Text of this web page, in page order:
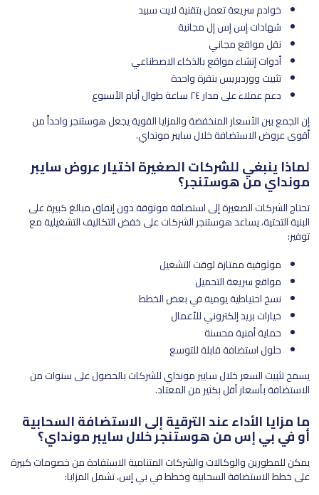
خوادم سريعة تعمل بتقنية لايت سبيد
شهادات إس إس إل مجانية
نقل مواقع مجاني
أدوات إنشاء مواقع بالذكاء الاصطناعي
تثبيت ووردبريس بنقرة واحدة
دعم عملاء على مدار ٢٤ ساعة طوال أيام الأسبوع
إن الجمع بين الأسعار المنخفضة والمزايا القوية يجعل هوستنجر واحداً من
أقوى عروض الاستضافة خلال سايبر مونداي.
لماذا ينبغي للشركات الصغيرة اختيار عروض سايبر
مونداي من هوستنجر؟
تحتاج الشركات الصغيرة إلى استضافة موثوقة دون إنفاق مبالغ كبيرة على
البنية التحتية، يساعد هوستنجر الشركات على خفض التكاليف التشغيلية مع
توفير:
موثوقية ممتازة لوقت التشغيل
مواقع سريعة التحميل
نسخ احتياطية يومية في بعض الخطط
خيارات بريد إلكتروني للأعمال
حماية أمنية محسنة
حلول استضافة قابلة للتوسع
يسمح تثبيت السعر خلال سايبر مونداي للشركات بالحصول على سنوات من
الاستضافة بأسعار أقل بكثير من المعتاد.
ما مزايا الأداء عند الترقية إلى الاستضافة السحابية
أو في بي إس من هوستنجر خلال سايبر مونداي؟
يمكن للمطورين والوكالات والشركات المتنامية الاستفادة من خصومات كبيرة
على خطط الاستضافة السحابية وخطط في بي إس، تشمل المزايا: